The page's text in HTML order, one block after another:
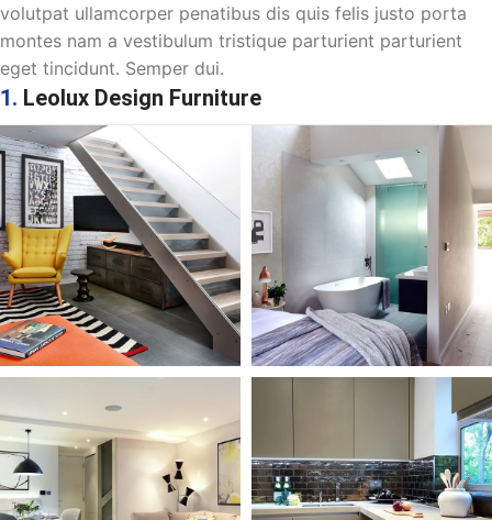
volutpat ullamcorper penatibus dis quis felis justo porta
montes nam a vestibulum tristique parturient parturient
eget tincidunt. Semper dui.
1. Leolux Design Furniture